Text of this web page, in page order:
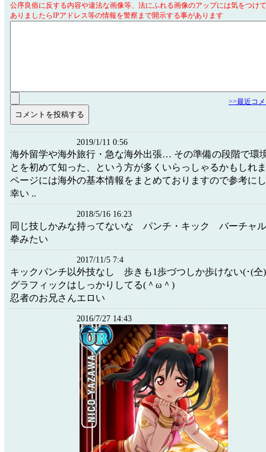
公序良俗に反する内容や違法な画像等、法にふれる画像のアップには気をつけ
ありましたらIPアドレス等の情報を警察まで開示する事があります
>>最近コ
2019/1/11 0:56
海外留学や海外旅行・急な海外出張… その準備の段階で環
とを初めて知った、という方が多くいらっしゃるかもしれ
ページには海外の基本情報をまとめておりますので参考に
幸い ..
2018/5/16 16:23
同じ技しかみな持ってないな パンチ・キック バーチャ
拳みたい
2017/11/5 7:4
キックパンチ以外技なし 歩きも1歩づつしか歩けない(･(仝
グラフィックはしっかりしてる(＾ω＾)
忍者のお兄さんエロい
2016/7/27 14:43